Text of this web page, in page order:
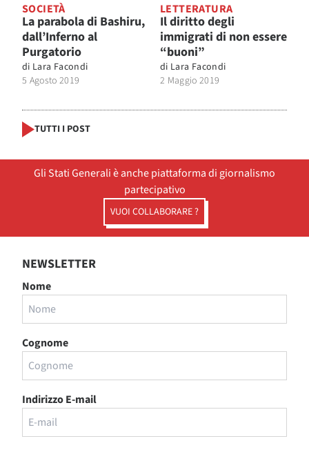
SOCIETÀ
La parabola di Bashiru,
dall’Inferno al
Purgatorio
di Lara Facondi
5 Agosto 2019
LETTERATURA
Il diritto degli
immigrati di non essere
“buoni”
di Lara Facondi
2 Maggio 2019
TUTTI I POST
Gli Stati Generali è anche piattaforma di giornalismo
partecipativo
VUOI COLLABORARE ?
NEWSLETTER
Nome
Cognome
Indirizzo E-mail